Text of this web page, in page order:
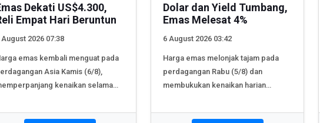
Dekati US$4.300,
Empat Hari Beruntun
August 2026 07:38
emas kembali menguat pada
Asia Kamis (6/8),
kenaikan selama
Dolar dan Yield Tumbang,
Emas Melesat 4%
6 August 2026 03:42
Harga emas melonjak tajam pada
perdagangan Rabu (5/8) dan
membukukan kenaikan harian